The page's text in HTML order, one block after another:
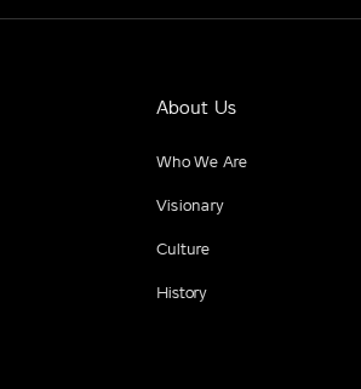
About Us
Who We Are
Visionary
Culture
History